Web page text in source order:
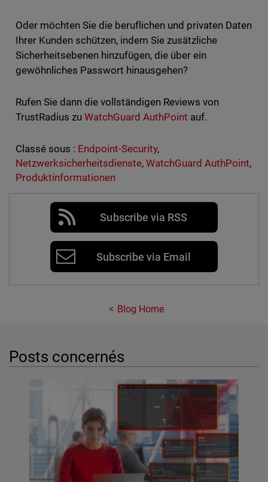
Oder möchten Sie die beruflichen und privaten Daten
Ihrer Kunden schützen, indem Sie zusätzliche
Sicherheitsebenen hinzufügen, die über ein
gewöhnliches Passwort hinausgehen?
Rufen Sie dann die vollständigen Reviews von
TrustRadius zu WatchGuard AuthPoint auf.
Classé sous : Endpoint-Security,
Netzwerksicherheitsdienste, WatchGuard AuthPoint,
Produktinformationen
Subscribe via RSS
Subscribe via Email
Blog Home
Posts concernés